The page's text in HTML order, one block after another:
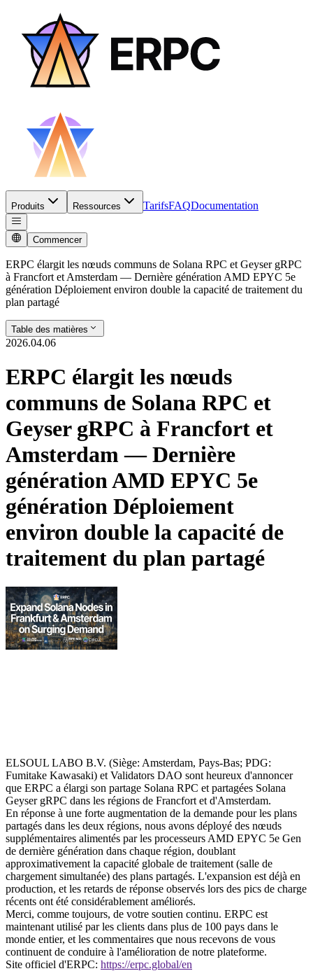
Produits Ressources TarifsFAQDocumentation
Commencer
ERPC élargit les nœuds communs de Solana RPC et Geyser gRPC
à Francfort et Amsterdam — Dernière génération AMD EPYC 5e
génération Déploiement environ double la capacité de traitement du
plan partagé
Table des matières
2026.04.06
ERPC élargit les nœuds
communs de Solana RPC et
Geyser gRPC à Francfort et
Amsterdam — Dernière
génération AMD EPYC 5e
génération Déploiement
environ double la capacité de
traitement du plan partagé
ELSOUL LABO B.V. (Siège: Amsterdam, Pays-Bas; PDG:
Fumitake Kawasaki) et Validators DAO sont heureux d'annoncer
que ERPC a élargi son partage Solana RPC et partagées Solana
Geyser gRPC dans les régions de Francfort et d'Amsterdam.
En réponse à une forte augmentation de la demande pour les plans
partagés dans les deux régions, nous avons déployé des nœuds
supplémentaires alimentés par les processeurs AMD EPYC 5e Gen
de dernière génération dans chaque région, doublant
approximativement la capacité globale de traitement (salle de
chargement simultanée) des plans partagés. L'expansion est déjà en
production, et les retards de réponse observés lors des pics de charge
récents ont été considérablement améliorés.
Merci, comme toujours, de votre soutien continu. ERPC est
maintenant utilisé par les clients dans plus de 100 pays dans le
monde entier, et les commentaires que nous recevons de vous
continuent de conduire à l'amélioration de notre plateforme.
Site officiel d'ERPC: https://erpc.global/en